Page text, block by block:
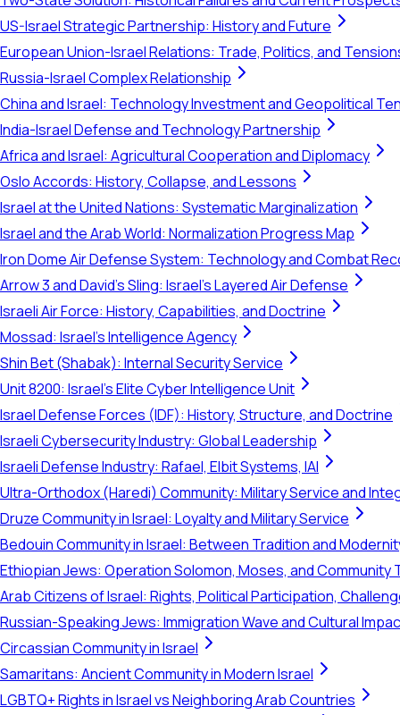
US-Israel Strategic Partnership: History and Future
European Union-Israel Relations: Trade, Politics, and
Russia-Israel Complex Relationship
China and Israel: Technology Investment and Geopolitical
India-Israel Defense and Technology Partnership
Africa and Israel: Agricultural Cooperation and Diplomacy
Oslo Accords: History, Collapse, and Lessons
Israel at the United Nations: Systematic Marginalization
Israel and the Arab World: Normalization Progress Map
Iron Dome Air Defense System: Technology and Combat
Arrow 3 and David's Sling: Israel's Layered Air Defense
Israeli Air Force: History, Capabilities, and Doctrine
Mossad: Israel's Intelligence Agency
Shin Bet (Shabak): Internal Security Service
Unit 8200: Israel's Elite Cyber Intelligence Unit
Israel Defense Forces (IDF): History, Structure, and Doctrine
Israeli Cybersecurity Industry: Global Leadership
Israeli Defense Industry: Rafael, Elbit Systems, IAI
Ultra-Orthodox (Haredi) Community: Military Service and
Druze Community in Israel: Loyalty and Military Service
Bedouin Community in Israel: Between Tradition and
Ethiopian Jews: Operation Solomon, Moses, and Community
Arab Citizens of Israel: Rights, Political Participation,
Russian-Speaking Jews: Immigration Wave and Cultural
Circassian Community in Israel
Samaritans: Ancient Community in Modern Israel
LGBTQ+ Rights in Israel vs Neighboring Arab Countries